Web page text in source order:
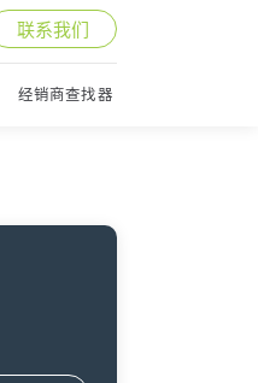
联系我们
经销商查找器